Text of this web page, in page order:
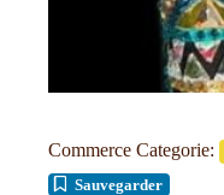
Commerce Categorie:
Sauvegarder